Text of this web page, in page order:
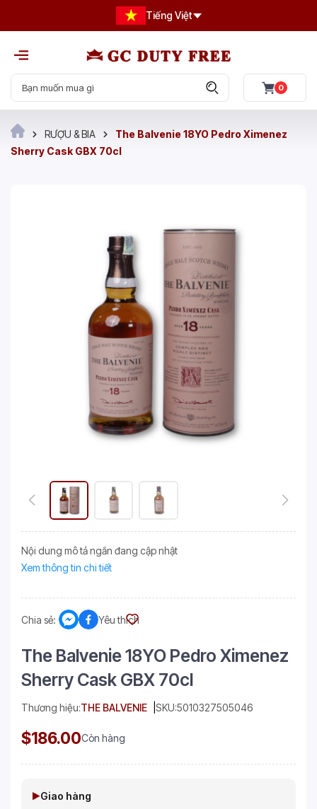
Tiếng Việt
0
RƯỢU & BIA
The Balvenie 18YO Pedro Ximenez
Sherry Cask GBX 70cl
Nội dung mô tả ngắn đang cập nhật
Xem thông tin chi tiết
Chia sẻ: Yêu thích
The Balvenie 18YO Pedro Ximenez
Sherry Cask GBX 70cl
Thương hiệu:THE BALVENIE SKU:5010327505046
$186.00Còn hàng
Giao hàng